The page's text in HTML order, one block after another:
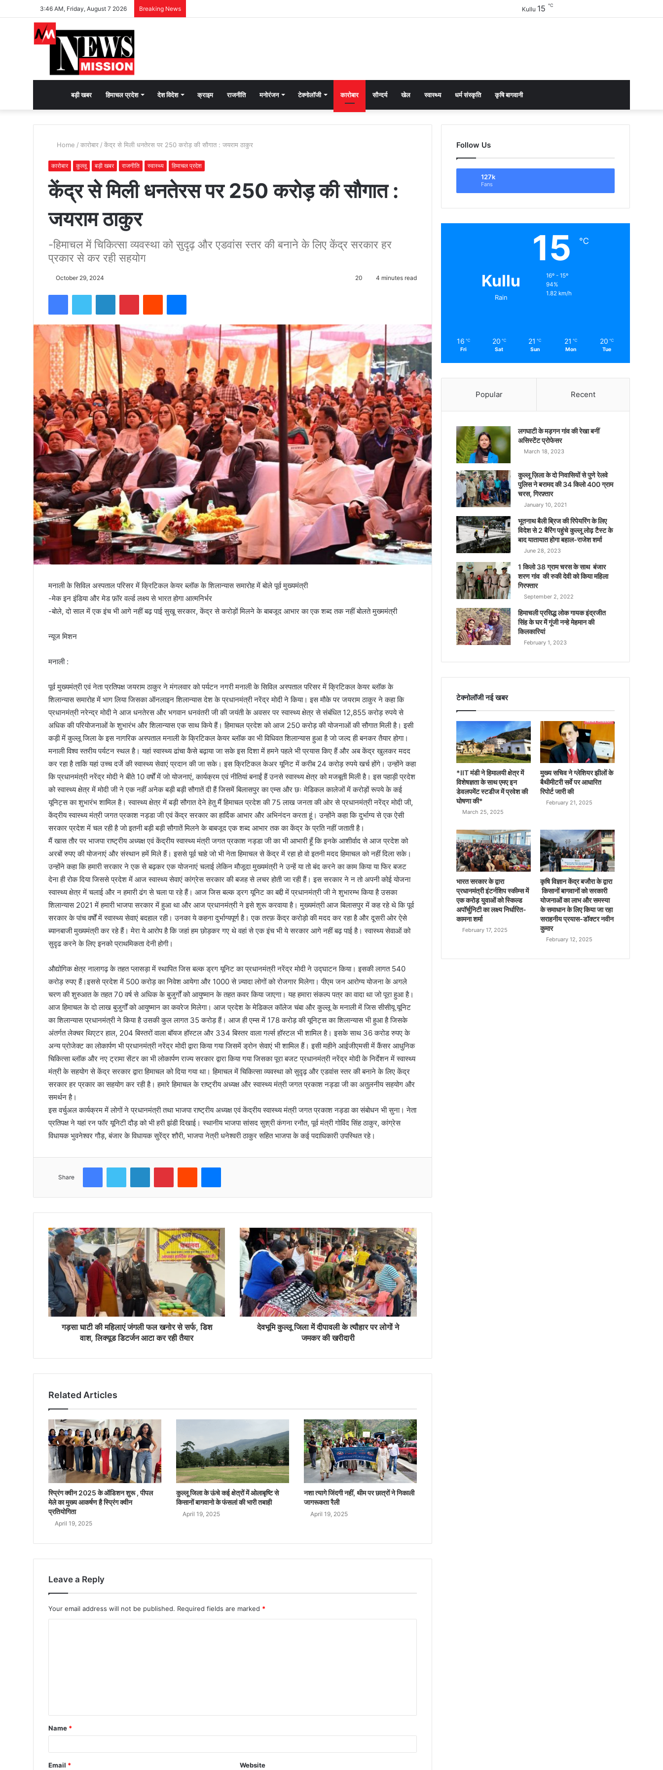
3:46 AM, Friday, August 7 2026 Breaking News Kullu 15 ℃
भक्ति
भावना
जगाने
को
उंची
चोटी
पर
फहराया
तिरंगा
बड़ी खबर हिमाचल प्रदेश देश विदेश क्राइम राजनीति मनोरंजन टेक्नोलॉजी कारोबार सौन्दर्य खेल स्वास्थ्य धर्म संस्कृति कृषि बागवानी
Home / कारोबार / केंद्र से मिली धनतेरस पर 250 करोड़ की सौगात : जयराम ठाकुर
कारोबार कुल्लू बड़ी खबर राजनीति स्वास्थ्य हिमाचल प्रदेश
केंद्र से मिली धनतेरस पर 250 करोड़ की सौगात :
जयराम ठाकुर
-हिमाचल में चिकित्सा व्यवस्था को सुदृढ़ और एडवांस स्तर की बनाने के लिए केंद्र सरकार हर
प्रकार से कर रही सहयोग
October 29, 2024 20 4 minutes read
मनाली के सिविल अस्पताल परिसर में क्रिटिकल केयर ब्लॉक के शिलान्यास समारोह में बोले पूर्व मुख्यमंत्री
-मेक इन इंडिया और मेड फ़ॉर वर्ल्ड लक्ष्य से भारत होगा आत्मनिर्भर
-बोले, दो साल में एक इंच भी आगे नहीं बढ़ पाई सुखू सरकार, केंद्र से करोड़ों मिलने के बाबजूद आभार का एक शब्द तक नहीं बोलते मुख्ममंत्री
न्यूज मिशन
मनाली :
पूर्व मुख्यमंत्री एवं नेता प्रतिपक्ष जयराम ठाकुर ने मंगलवार को पर्यटन नगरी मनाली के सिविल अस्पताल परिसर में क्रिटिकल केयर ब्लॉक के
शिलान्यास समारोह में भाग लिया जिसका ऑनलाइन शिलान्यास देश के प्रधानमंत्री नरेंद्र मोदी ने किया। इस मौके पर जयराम ठाकुर ने कहा कि
प्रधानमंत्री नरेन्द्र मोदी ने आज धनतेरस और भगवान धनवंतरी जी की जयंती के अवसर पर स्वास्थ्य क्षेत्र से संबंधित 12,855 करोड़ रुपये से
अधिक की परियोजनाओं के शुभारंभ और शिलान्यास एक साथ किये हैं। हिमाचल प्रदेश को आज 250 करोड़ की योजनाओं की सौगात मिली है। इसी
कड़ी में कुल्लू जिला के इस नागरिक अस्पताल मनाली के क्रिटिकल केयर ब्लॉक का भी विधिवत शिलान्यास हुआ है जो जल्द ही बनकर तैयार होगा।
मनाली विश्व स्तरीय पर्यटन स्थल है। यहां स्वास्थ्य ढांचा कैसे बढ़ाया जा सके इस दिशा में हमने पहले भी प्रयास किए हैं और अब केंद्र खुलकर मदद
कर रहा है ताकि यहां उच्च दर्जे की स्वास्थ्य सेवाएं प्रदान की जा सके। इस क्रिटिकल केअर यूनिट में करीब 24 करोड़ रुपये खर्च होंगे। उन्होंने कहा
कि प्रधानमंत्री नरेंद्र मोदी ने बीते 10 वर्षों में जो योजनाएं, कार्यक्रम एवं नीतियां बनाईं हैं उनसे स्वास्थ्य क्षेत्र को मजबूती मिली है। इस पहाड़ी प्रदेश
को स्वास्थ्य क्षेत्र में मोदी जी ने एक नहीं अनेक बड़ी बड़ी सौगातें दी हैं जिसमें बिलासपुर का एम्स और छः मेडिकल कालेजों में करोड़ों रूपये के कई
यूनिट्स का शुभारंभ शामिल है। स्वास्थ्य क्षेत्र में बड़ी सौगात देने हेतु मैं हिमाचल प्रदेश की 75 लाख जनता की ओर से प्रधानमंत्री नरेंद्र मोदी जी,
केंद्रीय स्वास्थ्य मंत्री जगत प्रकाश नड्डा जी एवं केंद्र सरकार का हार्दिक आभार और अभिनंदन करता हूं। उन्होंने कहा कि दुर्भाग्य से एक ऐसी
सरकार प्रदेश में चल रही है जो इतनी बड़ी बड़ी सौगातें मिलने के बाबजूद एक शब्द आभार तक का केंद्र के प्रति नहीं जताती है।
मैं खास तौर पर भाजपा राष्ट्रीय अध्यक्ष एवं केंद्रीय स्वास्थ्य मंत्री जगत प्रकाश नड्डा जी का भी आभारी हूँ कि इनके आशीर्वाद से आज प्रदेश को
अरबों रुपए की योजनाएं और संस्थान हमें मिले हैं। इससे पूर्व चाहे जो भी नेता हिमाचल से केंद्र में रहा हो वो इतनी मदद हिमाचल को नहीं दिला सके।
उन्होंने कहा कि हमारी सरकार ने एक से बढ़कर एक योजनाएं चलाई लेकिन मौजूदा मुख्यमंत्री ने उन्हें या तो बंद करने का काम किया या फिर बजट
देना ही रोक दिया जिससे प्रदेश में आज स्वास्थ्य सेवाएं कांग्रेस सरकार की बजह से लचर होती जा रही हैं। इस सरकार ने न तो अपनी कोई योजना
स्वास्थ्य क्षेत्र में चलाई और न हमारी ढंग से चला पा रहे हैं। आज जिस बल्क ड्रग यूनिट का बद्दी में प्रधानमंत्री जी ने शुभारम्भ किया है उसका
शिलान्यास 2021 में हमारी भाजपा सरकार में हुआ था और आज प्रधानमंत्री ने इसे शुरू करवाया है। मुख्यमंत्री आज बिलासपुर में कह रहे थे कि पूर्व
सरकार के पांच वर्षों में स्वास्थ्य सेवाएं बदहाल रही। उनका ये कहना दुर्भाग्यपूर्ण है। एक तरफ़ केंद्र करोड़ो की मदद कर रहा है और दूसरी ओर ऐसे
ब्यानबाजी मुख्यमंत्री कर रहे हैं। मेरा ये आरोप है कि जहां हम छोड़कर गए थे वहां से एक इंच भी ये सरकार आगे नहीं बढ़ पाई है। स्वास्थ्य सेवाओं को
सुदृढ करने के लिए इनको प्राथमिकता देनी होगी।
औद्योगिक क्षेत्र नालागढ़ के तहत प्लासड़ा में स्थापित जिस बल्क ड्रग यूनिट का प्रधानमंत्री नरेंद्र मोदी ने उद्घाटन किया। इसकी लागत 540
करोड़ रुपए हैं।इससे प्रदेश में 500 करोड़ का निवेश आयेगा और 1000 से ज़्यादा लोगों को रोजगार मिलेगा। पीएम जन आरोग्य योजना के अगले
चरण की शुरुआत के तहत 70 वर्ष से अधिक के बुजुर्गों को आयुष्मान के तहत कवर किया जाएगा। यह हमारा संकल्प पत्र का वादा था जो पूरा हुआ है।
आज हिमाचल के दो लाख बुजुर्गों को आयुष्मान का कवरेज मिलेगा। आज प्रदेश के मेडिकल कॉलेज चंबा और कुल्लू के मनाली में जिस सीसीयू यूनिट
का शिलान्यास प्रधानमंत्री ने किया है उसकी कुल लागत 35 करोड़ हैं। आज ही एम्स में 178 करोड़ की यूनिट्स का शिलान्यास भी हुआ है जिसके
अंतर्गत लेक्चर थिएटर हाल, 204 बिस्तरों वाला बॉयज हॉस्टल और 334 बिस्तर वाला गर्ल्स हॉस्टल भी शामिल है। इसके साथ 36 करोड रुपए के
अन्य प्रोजेक्ट का लोकार्पण भी प्रधानमंत्री नरेंद्र मोदी द्वारा किया गया जिसमें ड्रोन सेवाएं भी शामिल हैं। इसी महीने आईजीएमसी में कैंसर आधुनिक
चिकित्सा ब्लॉक और नए ट्रामा सेंटर का भी लोकार्पण राज्य सरकार द्वारा किया गया जिसका पूरा बजट प्रधानमंत्री नरेंद्र मोदी के निर्देशन में स्वास्थ्य
मंत्री के सहयोग से केंद्र सरकार द्वारा हिमाचल को दिया गया था। हिमाचल में चिकित्सा व्यवस्था को सुदृढ़ और एडवांस स्तर की बनाने के लिए केंद्र
सरकार हर प्रकार का सहयोग कर रही है। हमारे हिमाचल के राष्ट्रीय अध्यक्ष और स्वास्थ्य मंत्री जगत प्रकाश नड्डा जी का अतुलनीय सहयोग और
समर्थन है।
इस वर्चुअल कार्यक्रम में लोगों ने प्रधानमंत्री तथा भाजपा राष्ट्रीय अध्यक्ष एवं केंद्रीय स्वास्थ्य मंत्री जगत प्रकाश नड्डा का संबोधन भी सुना। नेता
प्रतिपक्ष ने यहां रन फॉर यूनिटी दौड़ को भी हरी झंडी दिखाई। स्थानीय भाजपा सांसद सुश्री कंगना रनौत, पूर्व मंत्री गोविंद सिंह ठाकुर, कांग्रेस
विधायक भुवनेश्वर गौड़, बंजार के विधायक सुरेंद्र शौरी, भाजपा नेत्री धनेश्वरी ठाकुर सहित भाजपा के कई पदाधिकारी उपस्थित रहे।
Share
गड़सा घाटी की महिलाएं जंगली फल खनोर से सर्फ, डिश
वाश, लिक्यूड डिटर्जन आटा कर रही तैयार
देवभूमि कुल्लू जिला में दीपावली के त्यौहार पर लोगों ने
जमकर की खरीदारी
Related Articles
स्प्रिंग क्वीन 2025 के ऑडिशन शुरू , पीपल
मेले का मुख्य आकर्षण है स्प्रिंग क्वीन
प्रतियोगिता
April 19, 2025
कुल्लू जिला के ऊंचे कई क्षेत्रों में ओलाबृष्टि से
किसानों बागवानो के फंसलां की भारी तबाही
April 19, 2025
नशा त्यागे जिंदगी नहीं, थीम पर छात्रों ने निकाली
जागरूकता रैली
April 19, 2025
Leave a Reply
Your email address will not be published. Required fields are marked *
Name *
Email * Website
Follow Us
127k
Fans
Kullu
Rain
15 ℃
16º - 15º
94%
1.82 km/h
16 ℃
Fri
20 ℃
Sat
21 ℃
Sun
21 ℃
Mon
20 ℃
Tue
Popular Recent
लगघाटी के मड़गन गांव की रेखा बनीं
असिस्टेंट प्रोफेसर
March 18, 2023
कुल्लू ज़िला के दो निवासियों से पुणे रेलवे
पुलिस ने बरामद की 34 किलो 400 ग्राम
चरस, गिरफ़्तार
January 10, 2021
भूतनाथ बैली ब्रिज की रिपेयरिंग के लिए
विदेश से 2 बैरिंग पहुंचे कुल्लू लोढ़ टैस्ट के
बाद यातायात होगा बहाल-राजेश शर्मा
June 28, 2023
1 किलो 38 ग्राम चरस के साथ बंजार
शरण गांव की रुकी देवी को किया महिला
गिरफ्तार
September 2, 2022
हिमाचली प्रसिद्ध लोक गायक इंद्रजीत
सिंह के घर में गूंजी नन्हे मेहमान की
किलकारियां
February 1, 2023
टेक्नोलॉजी नई खबर
*IIT मंडी ने हिमालयी क्षेत्र में
विशेषज्ञता के साथ एमए इन
डेवलपमेंट स्टडीज में प्रवेश की
घोषणा की*
March 25, 2025
मुख्य सचिव ने ग्लेशियर झीलों के
बैथीमीटरी सर्वे पर आधारित
रिपोर्ट जारी की
February 21, 2025
भारत सरकार के द्वारा
प्रधानमंत्री इंटर्नशिप स्कीम्स में
एक करोड़ युवाओं को स्किल्ड
अपॉर्चुनिटी का लक्ष्य निर्धारित-
कामना शर्मा
February 17, 2025
कृषि विज्ञान केंद्र बजौरा के द्वारा
किसानों बागवानों को सरकारी
योजनाओं का लाभ और समस्या
के समाधान के लिए किया जा रहा
सराहनीय प्रयास-डॉक्टर नवीन
कुमार
February 12, 2025